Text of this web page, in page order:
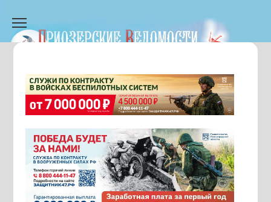
содержанию